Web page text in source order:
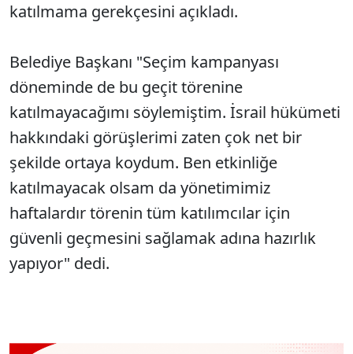
katılmama gerekçesini açıkladı.
Belediye Başkanı "Seçim kampanyası
döneminde de bu geçit törenine
katılmayacağımı söylemiştim. İsrail hükümeti
hakkındaki görüşlerimi zaten çok net bir
şekilde ortaya koydum. Ben etkinliğe
katılmayacak olsam da yönetimimiz
haftalardır törenin tüm katılımcılar için
güvenli geçmesini sağlamak adına hazırlık
yapıyor" dedi.